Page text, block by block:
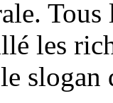
les
slogan